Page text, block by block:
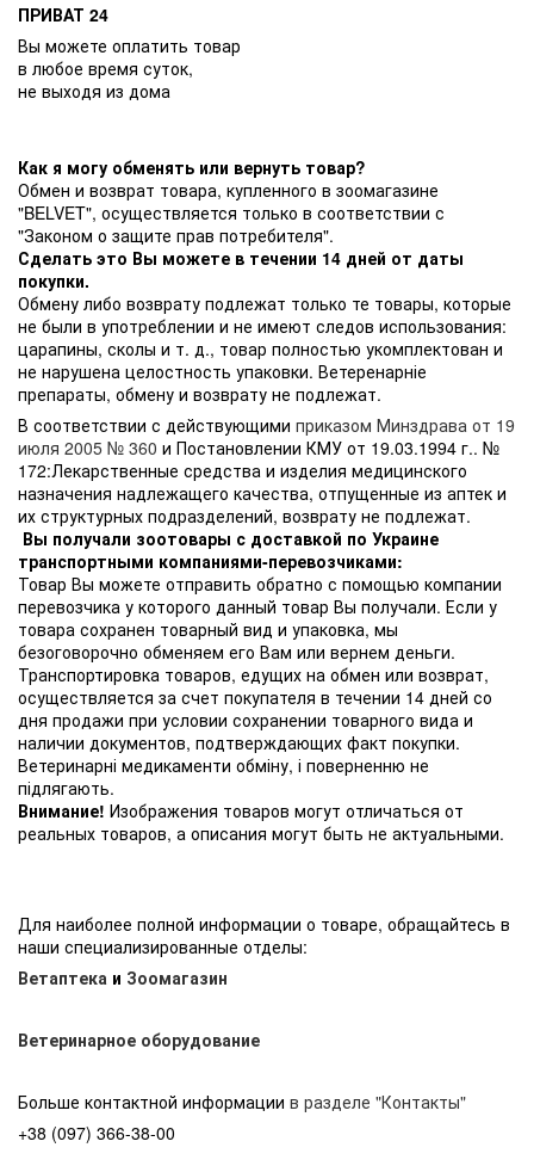
ПРИВАТ 24
Вы можете оплатить товар
в любое время суток,
не выходя из дома
Как я могу обменять или вернуть товар?
Обмен и возврат товара, купленного в зоомагазине
"BELVET", осуществляется только в соответствии с
"Законом о защите прав потребителя".
Сделать это Вы можете в течении 14 дней от даты
покупки.
Обмену либо возврату подлежат только те товары, которые
не были в употреблении и не имеют следов использования:
царапины, сколы и т. д., товар полностью укомплектован и
не нарушена целостность упаковки. Ветеренарніе
препараты, обмену и возврату не подлежат.
В соответствии с действующими приказом Минздрава от 19
июля 2005 № 360 и Постановлении КМУ от 19.03.1994 г.. №
172:Лекарственные средства и изделия медицинского
назначения надлежащего качества, отпущенные из аптек и
их структурных подразделений, возврату не подлежат.
Вы получали зоотовары с доставкой по Украине
транспортными компаниями-перевозчиками:
Товар Вы можете отправить обратно с помощью компании
перевозчика у которого данный товар Вы получали. Если у
товара сохранен товарный вид и упаковка, мы
безоговорочно обменяем его Вам или вернем деньги.
Транспортировка товаров, едущих на обмен или возврат,
осуществляется за счет покупателя в течении 14 дней со
дня продажи при условии сохранении товарного вида и
наличии документов, подтверждающих факт покупки.
Ветеринарні медикаменти обміну, і поверненню не
підлягають.
Внимание! Изображения товаров могут отличаться от
реальных товаров, а описания могут быть не актуальными.
Для наиболее полной информации о товаре, обращайтесь в
наши специализированные отделы:
Ветаптека и Зоомагазин
Ветеринарное оборудование
Больше контактной информации в разделе "Контакты"
+38 (097) 366-38-00